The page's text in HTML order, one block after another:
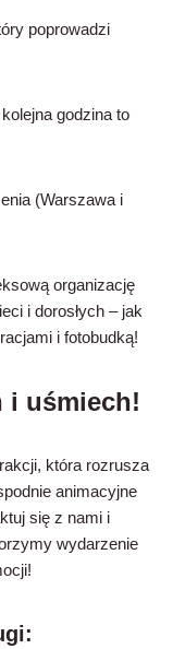
poprowadzi
godzina to
(Warszawa i
organizację
i dorosłych – jak
i fotobudką!
i uśmiech!
która rozrusza
animacyjne
się z nami i
wydarzenie